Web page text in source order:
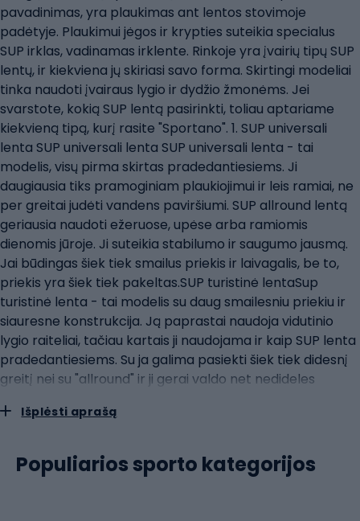
pavadinimas, yra plaukimas ant lentos stovimoje
padėtyje. Plaukimui jėgos ir krypties suteikia specialus
SUP irklas, vadinamas irklente. Rinkoje yra įvairių tipų SUP
lentų, ir kiekviena jų skiriasi savo forma. Skirtingi modeliai
tinka naudoti įvairaus lygio ir dydžio žmonėms. Jei
svarstote, kokią SUP lentą pasirinkti, toliau aptariame
kiekvieną tipą, kurį rasite "Sportano". 1. SUP universali
lenta SUP universali lenta SUP universali lenta - tai
modelis, visų pirma skirtas pradedantiesiems. Ji
daugiausia tiks pramoginiam plaukiojimui ir leis ramiai, ne
per greitai judėti vandens paviršiumi. SUP allround lentą
geriausia naudoti ežeruose, upėse arba ramiomis
dienomis jūroje. Ji suteikia stabilumo ir saugumo jausmą.
Jai būdingas šiek tiek smailus priekis ir laivagalis, be to,
priekis yra šiek tiek pakeltas.SUP turistinė lentaSup
turistinė lenta - tai modelis su daug smailesniu priekiu ir
siauresne konstrukcija. Ją paprastai naudoja vidutinio
lygio raiteliai, tačiau kartais ji naudojama ir kaip SUP lenta
pradedantiesiems. Su ja galima pasiekti šiek tiek didesnį
greitį nei su "allround" ir ji gerai valdo net nedideles
bagažo.SUP lenktyninė lenta SUP lenktyninė lenta SUP
visų. Ji sukurta patyrusiems naudotojams ir
profesionalams. Ji mažiausiai stabili, tačiau leidžia
Išplėsti aprašą
Populiarios sporto kategorijos